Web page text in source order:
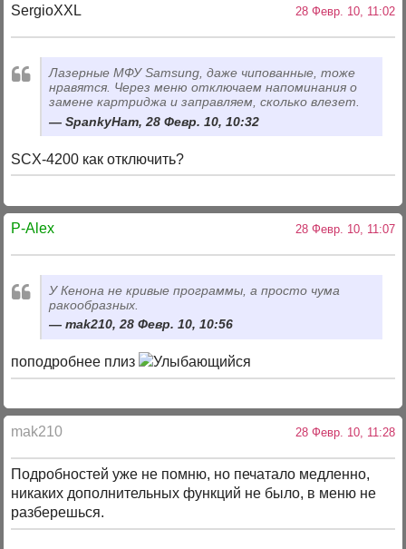
SergioXXL 28 Февр. 10, 11:02
Лазерные МФУ Samsung, даже чипованные, тоже
нравятся. Через меню отключаем напоминания о
замене картриджа и заправляем, сколько влезет.
SpankyHam, 28 Февр. 10, 10:32
SCX-4200 как отключить?
P-Alex 28 Февр. 10, 11:07
У Кенона не кривые программы, а просто чума
ракообразных.
mak210, 28 Февр. 10, 10:56
поподробнее плиз
mak210 28 Февр. 10, 11:28
Подробностей уже не помню, но печатало медленно,
никаких дополнительных функций не было, в меню не
разберешься.